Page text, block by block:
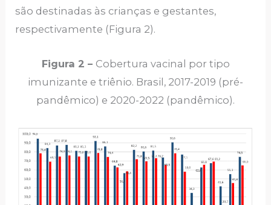
são destinadas às crianças e gestantes,
respectivamente (Figura 2).
Figura 2 – Cobertura vacinal por tipo
imunizante e triênio. Brasil, 2017-2019 (pré-
pandêmico) e 2020-2022 (pandêmico).